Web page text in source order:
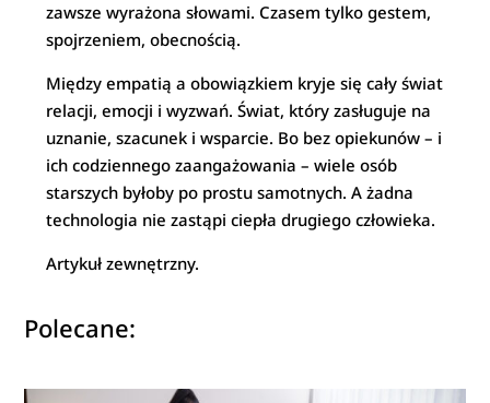
zawsze wyrażona słowami. Czasem tylko gestem,
spojrzeniem, obecnością.
Między empatią a obowiązkiem kryje się cały świat
relacji, emocji i wyzwań. Świat, który zasługuje na
uznanie, szacunek i wsparcie. Bo bez opiekunów – i
ich codziennego zaangażowania – wiele osób
starszych byłoby po prostu samotnych. A żadna
technologia nie zastąpi ciepła drugiego człowieka.
Artykuł zewnętrzny.
Polecane: